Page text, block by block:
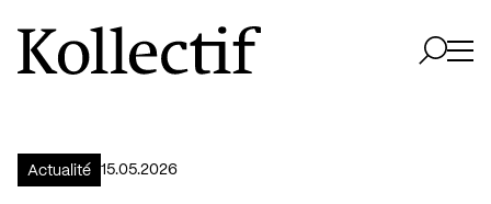
Aller à la page d'accueil
Logo Kollectif
Actualité 15.05.2026